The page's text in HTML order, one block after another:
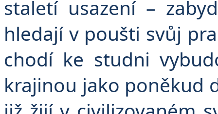
staletí usazení –
hledají v poušti svůj
chodí ke studni
krajinou jako poněkud